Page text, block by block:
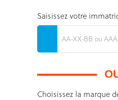
Saisissez votre
Choisissez la marque